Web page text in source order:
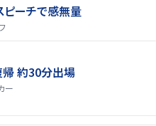
ーチで感無量
約30分出場
ー